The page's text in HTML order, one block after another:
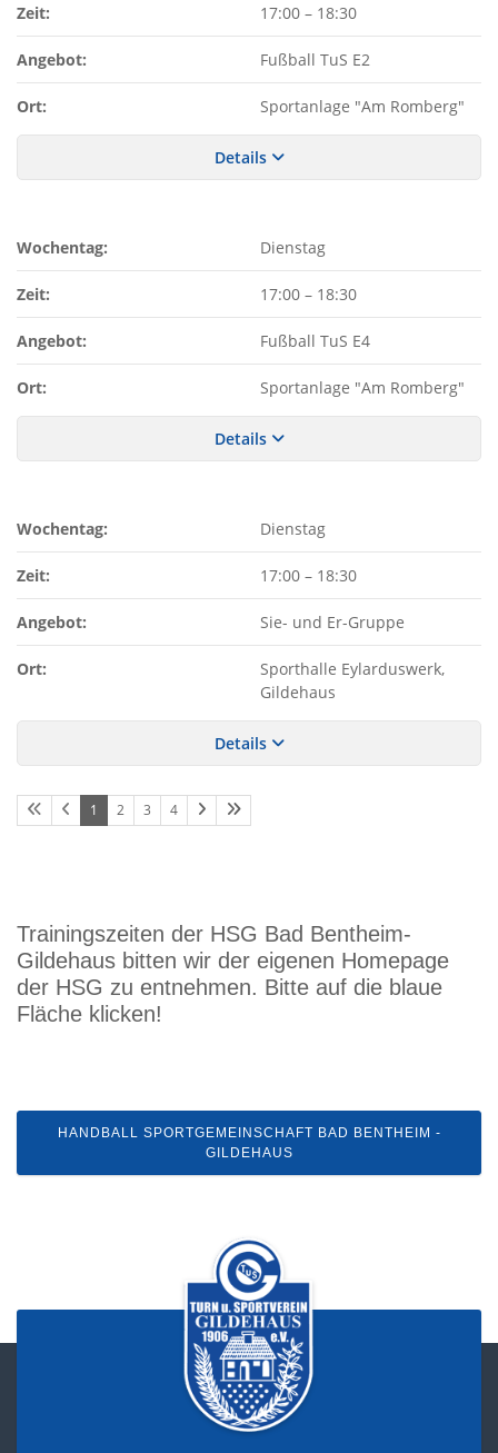
Zeit: 17:00 – 18:30
Angebot: Fußball TuS E2
Ort: Sportanlage "Am Romberg"
Details
Wochentag: Dienstag
Zeit: 17:00 – 18:30
Angebot: Fußball TuS E4
Ort: Sportanlage "Am Romberg"
Details
Wochentag: Dienstag
Zeit: 17:00 – 18:30
Angebot: Sie- und Er-Gruppe
Ort:
Sporthalle Eylarduswerk,
Gildehaus
Details
1 2 3 4
Trainingszeiten der HSG Bad Bentheim-
Gildehaus bitten wir der eigenen Homepage
der HSG zu entnehmen. Bitte auf die blaue
Fläche klicken!
HANDBALL SPORTGEMEINSCHAFT BAD BENTHEIM -
GILDEHAUS